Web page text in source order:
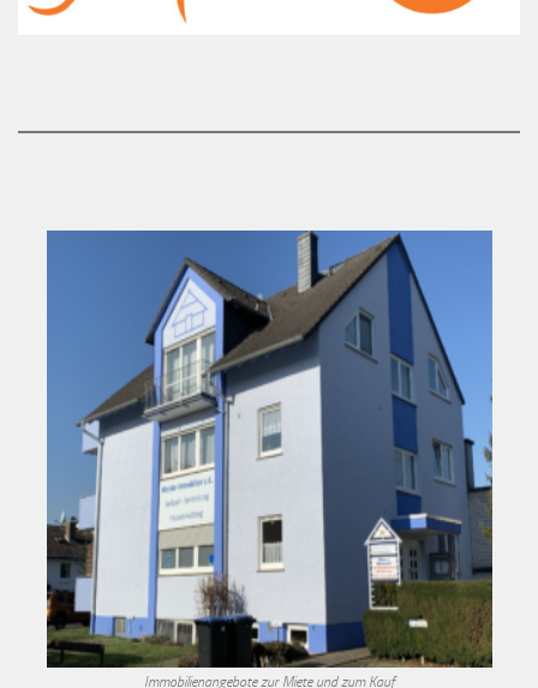
Immobilienangebote zur Miete und zum Kauf